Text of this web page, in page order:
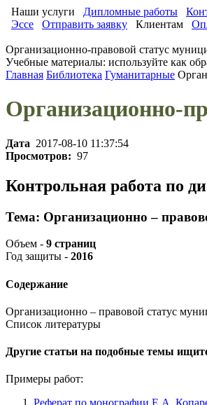
Наши услуги Дипломные работы
Эссе
Отправить заявку Клиентам
Организационно-правовой статус
Учебные материалы: используйте как
Главная Библиотека Гуманитарные
Организационно-
Дата 2017-08-10 11:37:54
Просмотров: 97
Контрольная работа по
Тема: Организационно –
Объем - 9 страниц
Год защиты - 2016
Содержание
Организационно – правовой статус
Список литературы
Другие статьи на подобные темы
Примеры работ: